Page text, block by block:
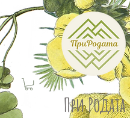
При Родата